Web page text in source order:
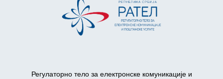
Регулаторно тело за електронске комуникације и